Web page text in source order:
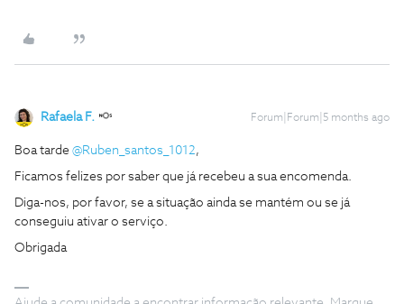
Rafaela F. Forum|Forum|5 months ago
Boa tarde ​ @Ruben_santos_1012,
Ficamos felizes por saber que já recebeu a sua encomenda.
Diga-nos, por favor, se a situação ainda se mantém ou se já
conseguiu ativar o serviço.
Obrigada